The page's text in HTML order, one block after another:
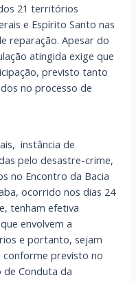
21 territórios
e Espírito Santo nas
reparação. Apesar do
atingida exige que
previsto tanto
no processo de
instância de
pelo desastre-crime,
no Encontro da Bacia
ocorrido nos dias 24
tenham efetiva
envolvem a
e portanto, sejam
conforme previsto no
de Conduta da